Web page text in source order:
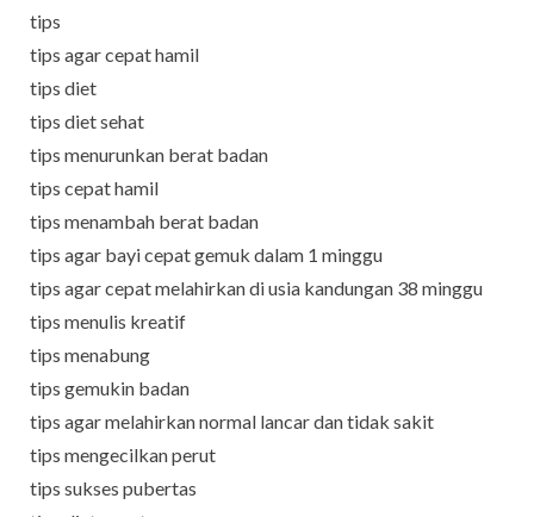
tips
tips agar cepat hamil
tips diet
tips diet sehat
tips menurunkan berat badan
tips cepat hamil
tips menambah berat badan
tips agar bayi cepat gemuk dalam 1 minggu
tips agar cepat melahirkan di usia kandungan 38 minggu
tips menulis kreatif
tips menabung
tips gemukin badan
tips agar melahirkan normal lancar dan tidak sakit
tips mengecilkan perut
tips sukses pubertas